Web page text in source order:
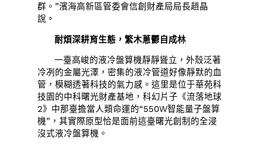
群。”濱海高新區管委會信創財產局局長趙晶
說。
耐煩深耕育生態，繁木蔥鬱自成林
一臺高峻的液冷盤算機靜靜聳立，外殼泛著
冷冽的金屬光澤，密集的液冷管道好像靜默的血
管，模糊透著科技的氣力感。這里是位于華苑科
技園的中科曙光財產基地，科幻片子《流落地球
2》中那臺擔當人類命運的“550W智能量子盤算
機”，其實際原型恰是面前這臺曙光創制的全浸
沒式液冷盤算機。